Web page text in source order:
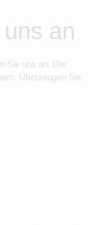
an
Sie uns an. Die
Überzeugen Sie